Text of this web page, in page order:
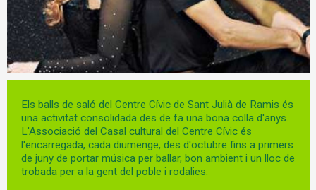
Diapositiva 1 de 1
Els balls de saló del Centre Cívic de Sant Julià de Ramis és
una activitat consolidada des de fa una bona colla d'anys.
L'Associació del Casal cultural del Centre Cívic és
l'encarregada, cada diumenge, des d'octubre fins a primers
de juny de portar música per ballar, bon ambient i un lloc de
trobada per a la gent del poble i rodalies.